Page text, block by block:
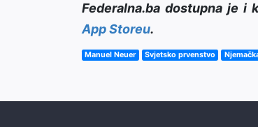
Federalna.ba dostupna je i
App Storeu.
Manuel Neuer Svjetsko prvenstvo